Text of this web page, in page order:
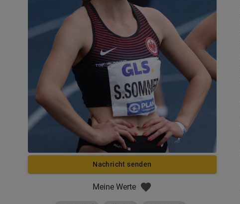
Nachricht senden
Meine Werte